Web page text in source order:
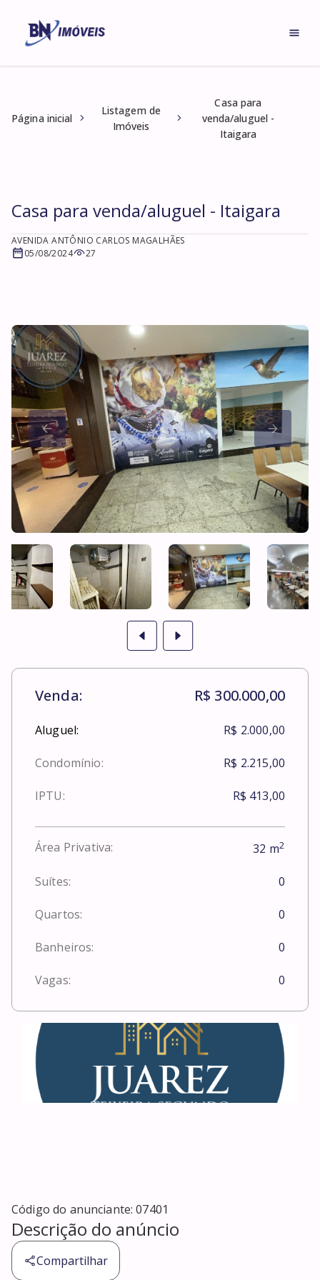
Página inicial
Listagem de
Imóveis
Casa para
venda/aluguel -
Itaigara
Casa para venda/aluguel - Itaigara
AVENIDA ANTÔNIO CARLOS MAGALHÃES
05/08/2024
27
Venda: R$ 300.000,00
Aluguel: R$ 2.000,00
Condomínio: R$ 2.215,00
IPTU: R$ 413,00
Área Privativa: 32 m2
Suítes: 0
Quartos: 0
Banheiros: 0
Vagas: 0
Código do anunciante:07401
Descrição do anúncio
Compartilhar